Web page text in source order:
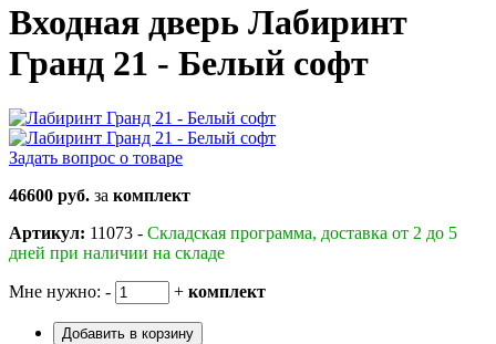
Входная дверь Лабиринт
Гранд 21 - Белый софт
Задать вопрос о товаре
46600 руб. за комплект
Артикул: 11073 - Складская программа, доставка от 2 до 5
дней при наличии на складе
Мне нужно: - + комплект
Добавить в корзину